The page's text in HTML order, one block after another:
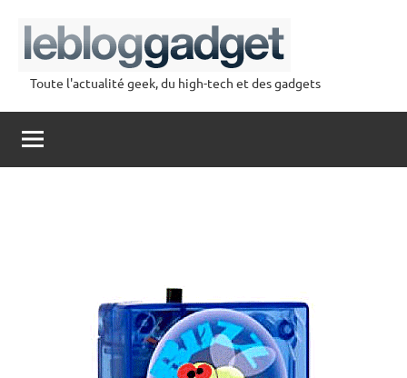
contenu
lebloggadget
Toute l'actualité geek, du high-tech et des gadgets